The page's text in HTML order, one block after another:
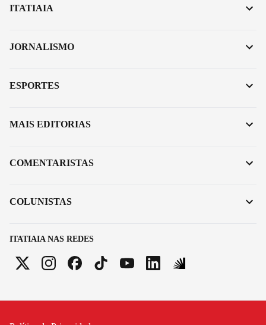
ITATIAIA NAS REDES
ITATIAIA
JORNALISMO
ESPORTES
MAIS EDITORIAS
COMENTARISTAS
COLUNISTAS